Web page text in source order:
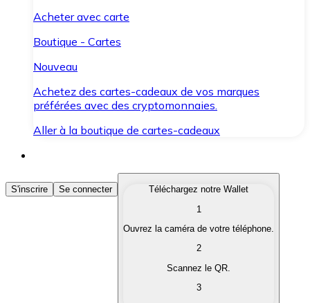
Acheter avec carte
Boutique - Cartes
Nouveau
Achetez des cartes-cadeaux de vos marques
préférées avec des cryptomonnaies.
Aller à la boutique de cartes-cadeaux
Acheter des Cryptomonnaies
Achetez les cryptomonnaies qui vous intéressent
Convertissez vos cryptomonnaies en monnaie
S'inscrire Se connecter
Téléchargez notre Wallet
1
Ouvrez la caméra de votre téléphone.
2
Scannez le QR.
3